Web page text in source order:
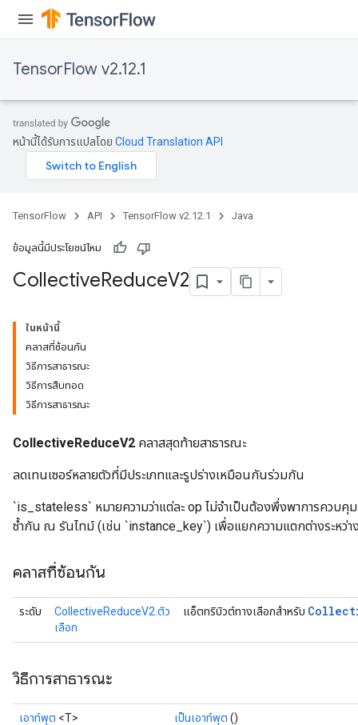
TensorFlow v2.12.1
หน้านี้ได้รับการแปลโดย Cloud Translation API
TensorFlow API TensorFlow v2.12.1 Java
ข้อมูลนี้มีประโยชน์ไหม
CollectiveReduceV2
ในหน้านี้
คลาสที่ซ้อนกัน
วิธีการสาธารณะ
วิธีการสืบทอด
วิธีการสาธารณะ
CollectiveReduceV2 คลาสสุดท้ายสาธารณะ
ลดเทนเซอร์หลายตัวที่มีประเภทและรูปร่างเหมือนกันร่วมกัน
`is_stateless` หมายความว่าแต่ละ op ไม่จำเป็นต้องพึ่งพาการควบ
ซ้ำกัน ณ รันไทม์ (เช่น `instance_key`) เพื่อแยกความแตกต่างระหว่า
คลาสที่ซ้อนกัน
ระดับ
CollectiveReduceV2.ตัว
เลือก
แอ็ตทริบิวต์ทางเลือกสำหรับ
วิธีการสาธารณะ
เอาท์พุต <T> เป็นเอาท์พุต ()